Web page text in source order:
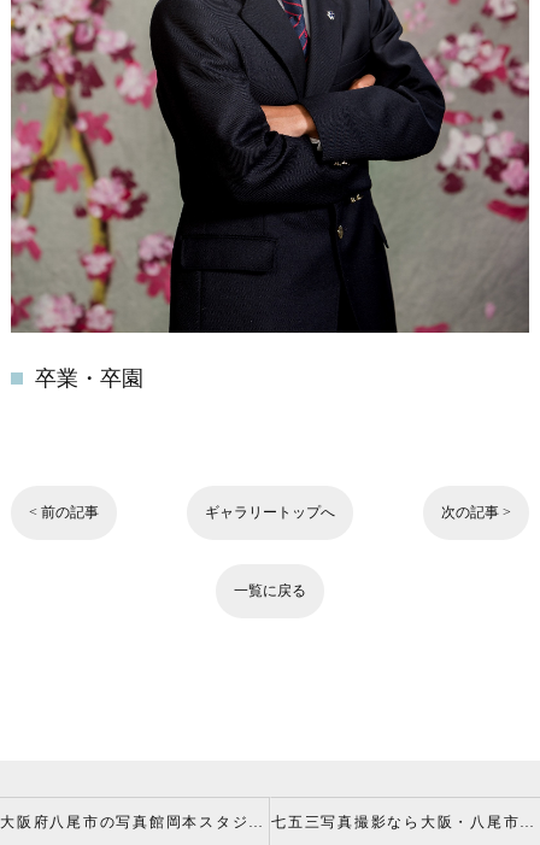
卒業・卒園
< 前の記事 ギャラリートップへ 次の記事 >
一覧に戻る
大阪府八尾市の写真館岡本スタジオの撮影キャンペーン 七五三写真撮影なら大阪・八尾市 の岡本スタジオへ